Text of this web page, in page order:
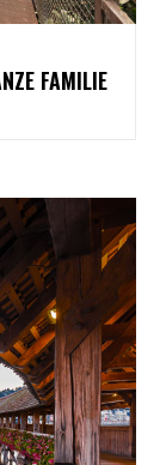
FAMILIE